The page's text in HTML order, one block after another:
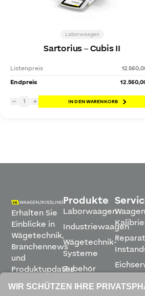
Laborwaagen
Sartorius–Cubis II
Listenpreis
Endpreis
− 1 + IN DEN WARENKORB
Erhalten Sie
Einblicke in
Wägetechnik,
Branchennews
und
Produktupdates
direkt in
Ihren
Produkte
Laborwaagen
Industriewaagen
Wägetechnik-
Systeme
Zubehör
Software
Waagen